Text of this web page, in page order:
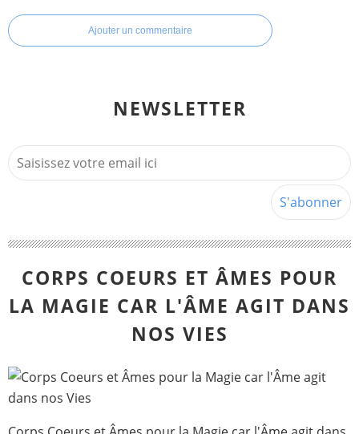
Ajouter un commentaire
NEWSLETTER
CORPS COEURS ET ÂMES POUR
LA MAGIE CAR L'ÂME AGIT DANS
NOS VIES